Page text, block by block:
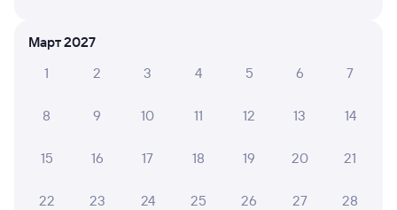
Март 2027
1
2 3 4 5 6 7
8 9 10 11 12 13 14
15 16 17 18 19 20 21
22 23 24 25 26 27 28